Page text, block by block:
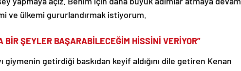
ve ülkemi gururlandırmak istiyorum.
BİR ŞEYLER BAŞARABİLECEĞİM HİSSİNİ VERİYOR”
giymenin getirdiği baskıdan keyif aldığını dile getiren Kenan